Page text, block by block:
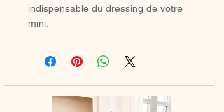
indispensable du dressing de votre
mini.
look tout en douceur.